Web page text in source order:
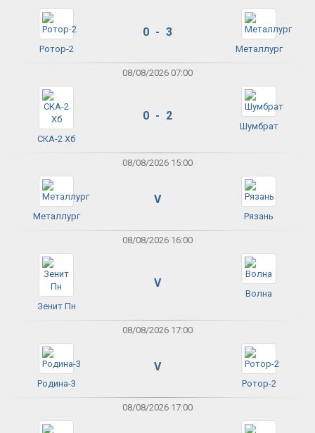
Ротор-2
0 - 3
Металлург
08/08/2026 07:00
СКА-2 Хб
0 - 2
Шумбрат
08/08/2026 15:00
Металлург
V
Рязань
08/08/2026 16:00
Зенит Пн
V
Волна
08/08/2026 17:00
Родина-3
V
Ротор-2
08/08/2026 17:00